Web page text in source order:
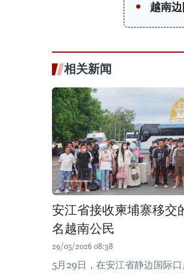
越南
相关新闻
安江省接收柬埔寨移交
名越南公民
29/05/2026 08:38
5月29日，在安江省静边国际